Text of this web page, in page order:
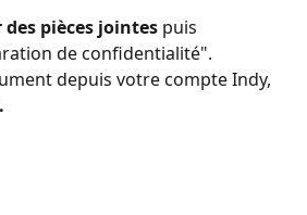
pièces jointes puis
de confidentialité".
depuis votre compte Indy,